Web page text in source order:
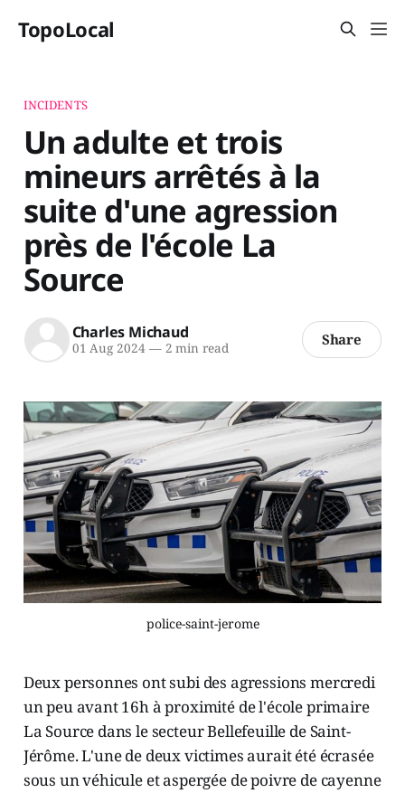
TopoLocal
INCIDENTS
Un adulte et trois
mineurs arrêtés à la
suite d'une agression
près de l'école La
Source
Charles Michaud
01 Aug 2024 —2 min read Share
police-saint-jerome
Deux personnes ont subi des agressions mercredi
un peu avant 16h à proximité de l'école primaire
La Source dans le secteur Bellefeuille de Saint-
Jérôme. L'une de deux victimes aurait été écrasée
sous un véhicule et aspergée de poivre de cayenne